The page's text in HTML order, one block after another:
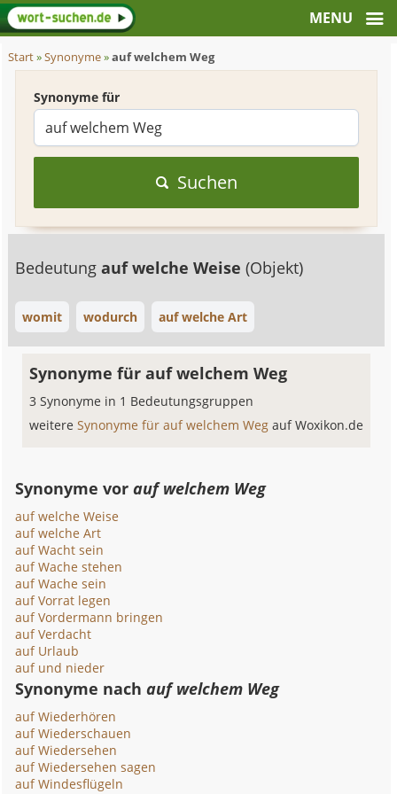
Start»Synonyme»auf welchem Weg
Synonyme für
Suchen
Bedeutungauf welche Weise(Objekt)
womit wodurch auf welche Art
Synonyme für auf welchem Weg
3 Synonyme in 1 Bedeutungsgruppen
weitereSynonyme für auf welchem Wegauf Woxikon.de
Synonyme vorauf welchem Weg
auf welche Weise
auf welche Art
auf Wacht sein
auf Wache stehen
auf Wache sein
auf Vorrat legen
auf Vordermann bringen
auf Verdacht
auf Urlaub
auf und nieder
Synonyme nachauf welchem Weg
auf Wiederhören
auf Wiederschauen
auf Wiedersehen
auf Wiedersehen sagen
auf Windesflügeln